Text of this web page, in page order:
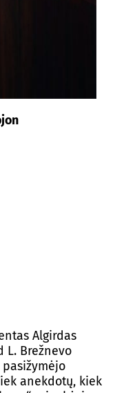
Algirdas
L. Brežnevo
anekdotų, kiek